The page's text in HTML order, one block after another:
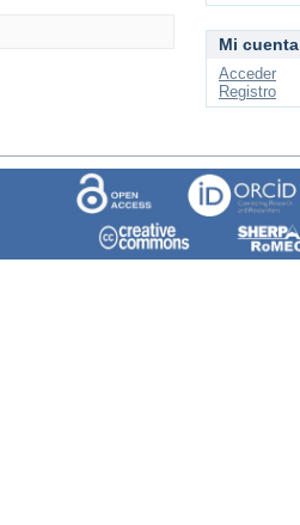
Mi cuenta
Acceder
Registro